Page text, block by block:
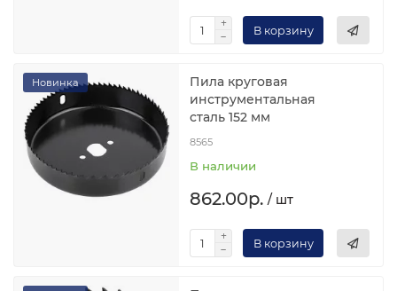
В корзину
Новинка
Пила круговая
инструментальная
сталь 152 мм
8565
В наличии
862.00р. / шт
В корзину